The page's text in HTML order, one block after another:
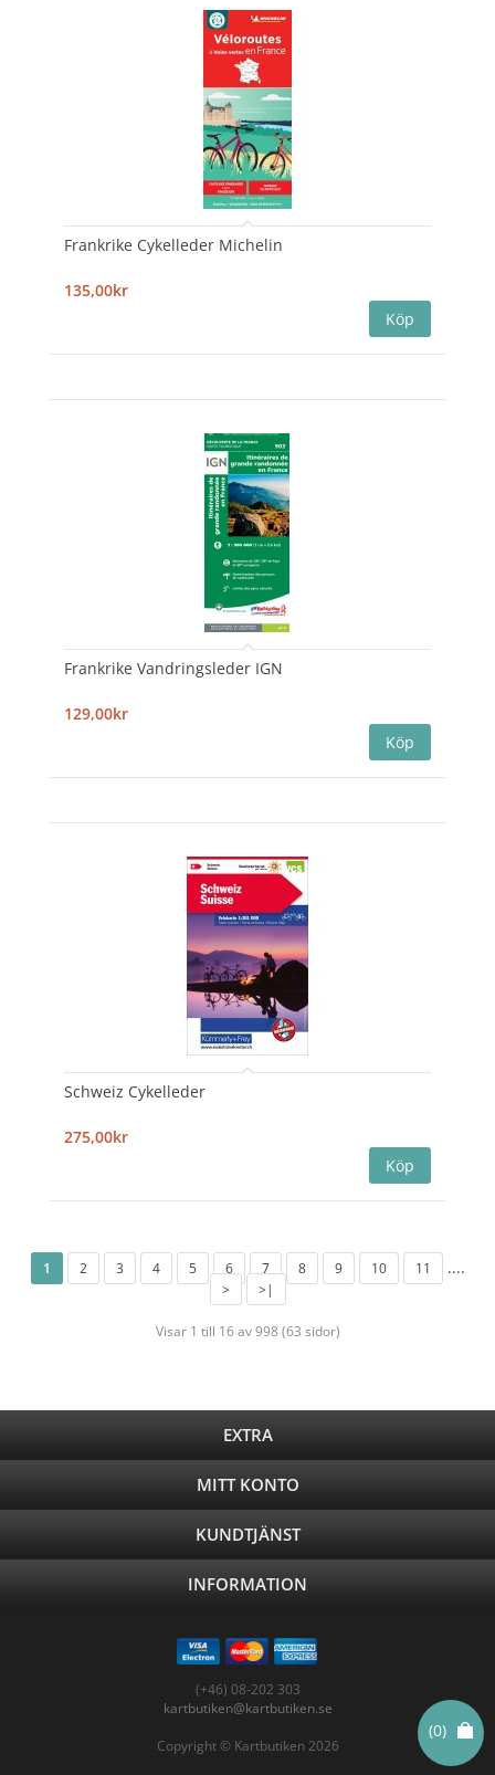
(0)
Frankrike Cykelleder Michelin
135,00kr
Frankrike Vandringsleder IGN
129,00kr
Schweiz Cykelleder
275,00kr
1 2 3 4 5 6 7 8 9 10 11 ....
> >|
Visar 1 till 16 av 998 (63 sidor)
EXTRA
MITT KONTO
KUNDTJÄNST
INFORMATION
(+46) 08-202 303
kartbutiken@kartbutiken.se
Copyright © Kartbutiken 2026